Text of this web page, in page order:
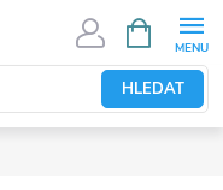
HLEDAT
NÁKUPNÍ
KOŠÍK